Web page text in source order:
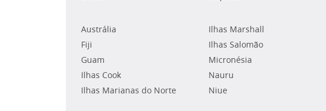
Austrália
Fiji
Guam
Ilhas Cook
Ilhas Marianas do Norte
Ilhas Marshall
Ilhas Salomão
Micronésia
Nauru
Niue